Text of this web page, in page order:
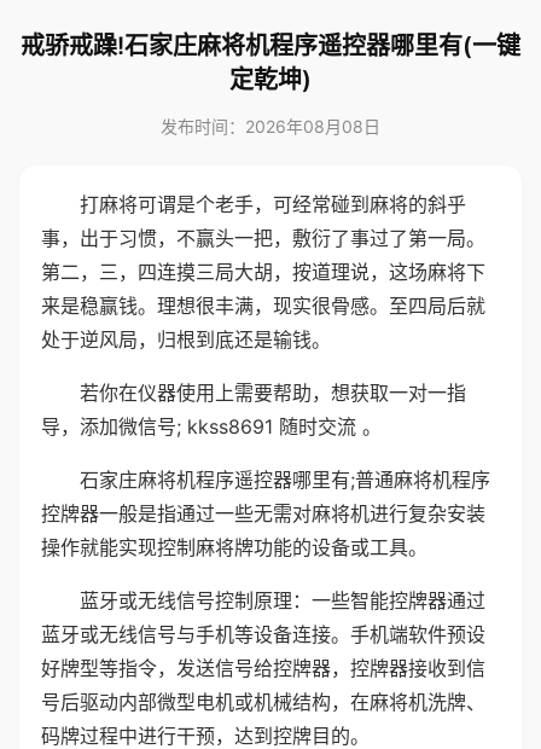
戒骄戒躁!石家庄麻将机程序遥控器哪里有(一键
定乾坤)
发布时间：2026年08月08日
打麻将可谓是个老手，可经常碰到麻将的斜乎
事，出于习惯，不赢头一把，敷衍了事过了第一局。
第二，三，四连摸三局大胡，按道理说，这场麻将下
来是稳赢钱。理想很丰满，现实很骨感。至四局后就
处于逆风局，归根到底还是输钱。
若你在仪器使用上需要帮助，想获取一对一指
导，添加微信号; kkss8691 随时交流 。
石家庄麻将机程序遥控器哪里有;普通麻将机程序
控牌器一般是指通过一些无需对麻将机进行复杂安装
操作就能实现控制麻将牌功能的设备或工具。
蓝牙或无线信号控制原理：一些智能控牌器通过
蓝牙或无线信号与手机等设备连接。手机端软件预设
好牌型等指令，发送信号给控牌器，控牌器接收到信
号后驱动内部微型电机或机械结构，在麻将机洗牌、
码牌过程中进行干预，达到控牌目的。